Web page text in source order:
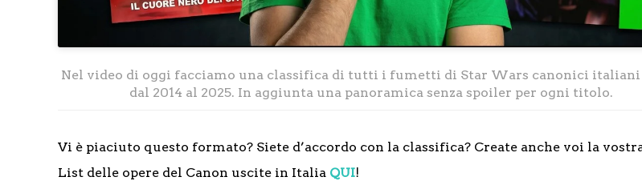
Nel video di oggi facciamo una classifica di tutti i fumetti di Star Wars canonici
dal 2014 al 2025. In aggiunta una panoramica senza spoiler per ogni titolo.
Vi è piaciuto questo formato? Siete d’accordo con la classifica? Create anche voi la
List delle opere del Canon uscite in Italia QUI!